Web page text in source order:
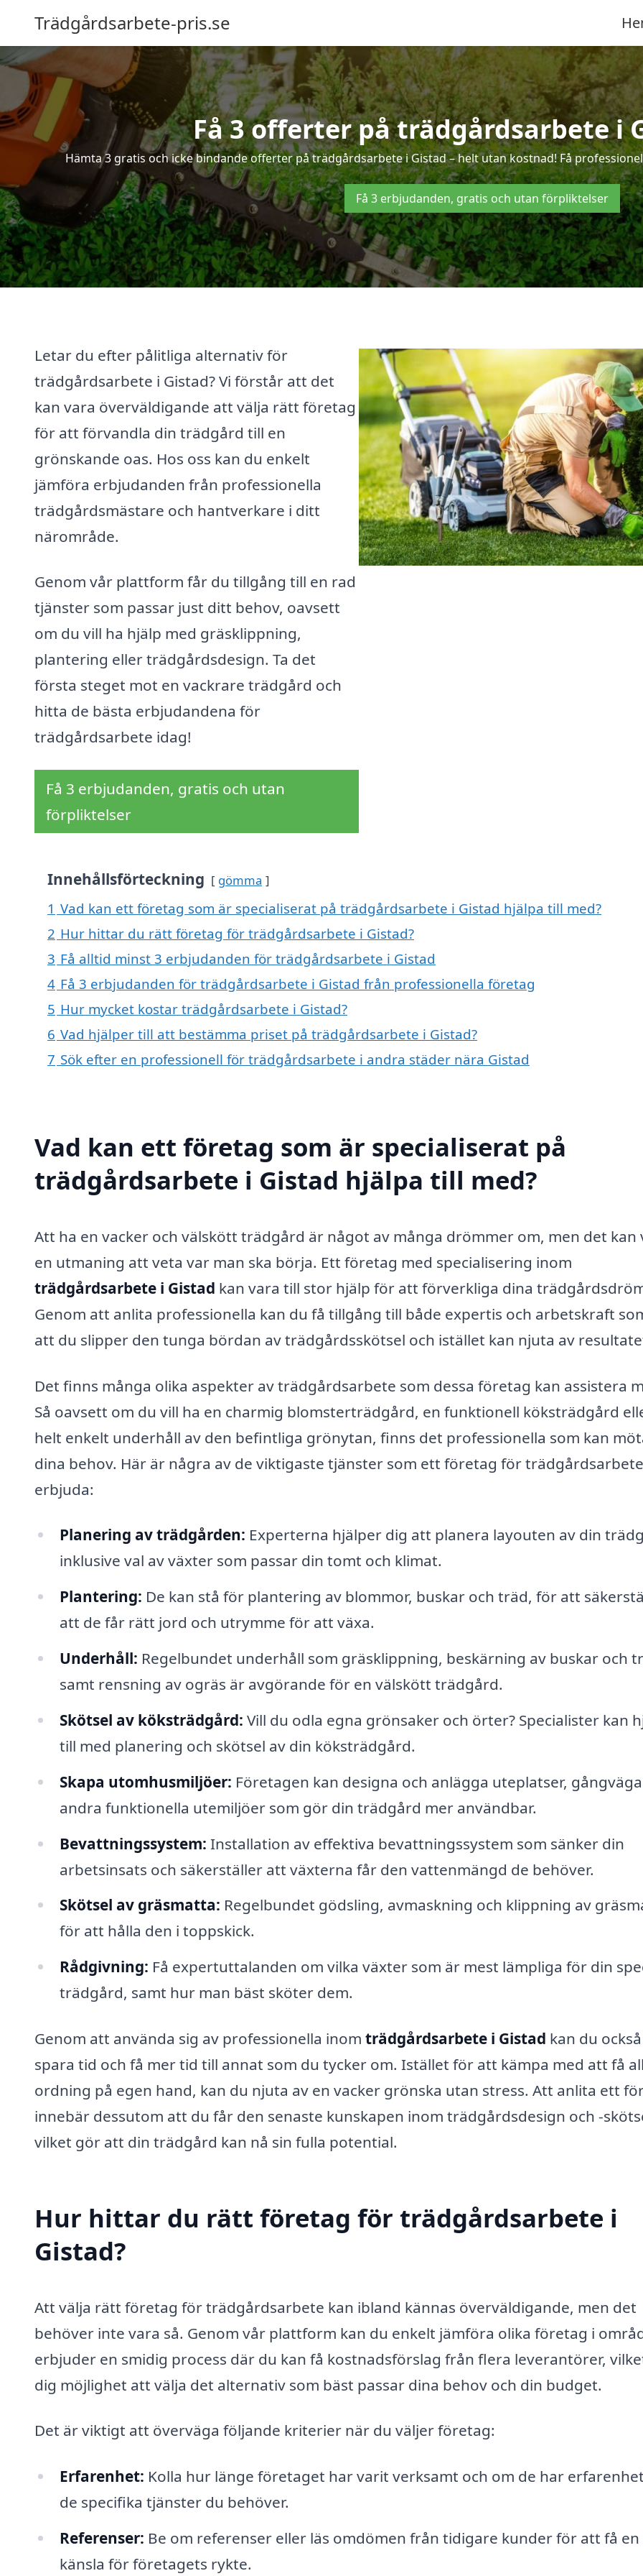
Trädgårdsarbete-pris.se
Få 3 offerter på trädgårdsarbete i
Hämta 3 gratis och icke bindande offerter på trädgårdsarbete i Gistad – helt utan kostnad! Få
Få 3 erbjudanden, gratis och utan förpliktelser
Letar du efter pålitliga alternativ för
trädgårdsarbete i Gistad? Vi förstår att det
kan vara överväldigande att välja rätt företag
för att förvandla din trädgård till en
grönskande oas. Hos oss kan du enkelt
jämföra erbjudanden från professionella
trädgårdsmästare och hantverkare i ditt
närområde.
Genom vår plattform får du tillgång till en rad
tjänster som passar just ditt behov, oavsett
om du vill ha hjälp med gräsklippning,
plantering eller trädgårdsdesign. Ta det
första steget mot en vackrare trädgård och
hitta de bästa erbjudandena för
trädgårdsarbete idag!
Få 3 erbjudanden, gratis och utan
förpliktelser
Innehållsförteckning gömma
1 Vad kan ett företag som är specialiserat på trädgårdsarbete i Gistad hjälpa till med?
2 Hur hittar du rätt företag för trädgårdsarbete i Gistad?
3 Få alltid minst 3 erbjudanden för trädgårdsarbete i Gistad
4 Få 3 erbjudanden för trädgårdsarbete i Gistad från professionella företag
5 Hur mycket kostar trädgårdsarbete i Gistad?
6 Vad hjälper till att bestämma priset på trädgårdsarbete i Gistad?
7 Sök efter en professionell för trädgårdsarbete i andra städer nära Gistad
Vad kan ett företag som är specialiserat på
trädgårdsarbete i Gistad hjälpa till med?
Att ha en vacker och välskött trädgård är något av många drömmer om, men det kan
en utmaning att veta var man ska börja. Ett företag med specialisering inom
trädgårdsarbete i Gistad kan vara till stor hjälp för att förverkliga dina
Genom att anlita professionella kan du få tillgång till både expertis och arbetskraft
att du slipper den tunga bördan av trädgårdsskötsel och istället kan njuta av
Det finns många olika aspekter av trädgårdsarbete som dessa företag kan assistera
Så oavsett om du vill ha en charmig blomsterträdgård, en funktionell köksträdgård
helt enkelt underhåll av den befintliga grönytan, finns det professionella som kan
dina behov. Här är några av de viktigaste tjänster som ett företag för
erbjuda:
Planering av trädgården: Experterna hjälper dig att planera layouten av din
inklusive val av växter som passar din tomt och klimat.
Plantering: De kan stå för plantering av blommor, buskar och träd, för att
att de får rätt jord och utrymme för att växa.
Underhåll: Regelbundet underhåll som gräsklippning, beskärning av buskar och
samt rensning av ogräs är avgörande för en välskött trädgård.
Skötsel av köksträdgård: Vill du odla egna grönsaker och örter? Specialister kan
till med planering och skötsel av din köksträdgård.
Skapa utomhusmiljöer: Företagen kan designa och anlägga uteplatser,
andra funktionella utemiljöer som gör din trädgård mer användbar.
Bevattningssystem: Installation av effektiva bevattningssystem som sänker din
arbetsinsats och säkerställer att växterna får den vattenmängd de behöver.
Skötsel av gräsmatta: Regelbundet gödsling, avmaskning och klippning av
för att hålla den i toppskick.
Rådgivning: Få expertuttalanden om vilka växter som är mest lämpliga för din
trädgård, samt hur man bäst sköter dem.
Genom att använda sig av professionella inom trädgårdsarbete i Gistad kan du också
spara tid och få mer tid till annat som du tycker om. Istället för att kämpa med att få
ordning på egen hand, kan du njuta av en vacker grönska utan stress. Att anlita ett
innebär dessutom att du får den senaste kunskapen inom trädgårdsdesign och -
vilket gör att din trädgård kan nå sin fulla potential.
Hur hittar du rätt företag för trädgårdsarbete i
Gistad?
Att välja rätt företag för trädgårdsarbete kan ibland kännas överväldigande, men det
behöver inte vara så. Genom vår plattform kan du enkelt jämföra olika företag i
erbjuder en smidig process där du kan få kostnadsförslag från flera leverantörer,
dig möjlighet att välja det alternativ som bäst passar dina behov och din budget.
Det är viktigt att överväga följande kriterier när du väljer företag:
Erfarenhet: Kolla hur länge företaget har varit verksamt och om de har
de specifika tjänster du behöver.
Referenser: Be om referenser eller läs omdömen från tidigare kunder för att få en
känsla för företagets rykte.